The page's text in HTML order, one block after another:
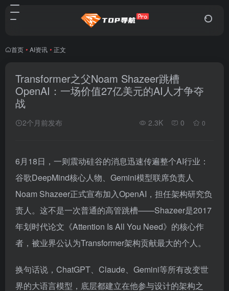
首页 • AI资讯 • 正文
Transformer之父Noam Shazeer跳槽
OpenAI：一场价值27亿美元的AI人才争夺
战
2个月前发布 2.3K 0 0
6月18日，一则震动硅谷的消息迅速传遍整个AI行业：
谷歌DeepMind核心人物、Gemini模型联席负责人
Noam Shazeer正式宣布加入OpenAI，担任架构研究负
责人。这不是一次普通的高管跳槽——Shazeer是2017
年划时代论文《Attention Is All You Need》的核心作
者，被业界公认为Transformer架构贡献最大的个人。
换句话说，ChatGPT、Claude、Gemini等所有改变世
界的大语言模型，底层都建立在他参与设计的架构之